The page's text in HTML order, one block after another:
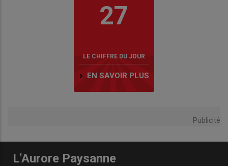
27
LE CHIFFRE DU JOUR
EN SAVOIR PLUS
Publicité
L'Aurore Paysanne